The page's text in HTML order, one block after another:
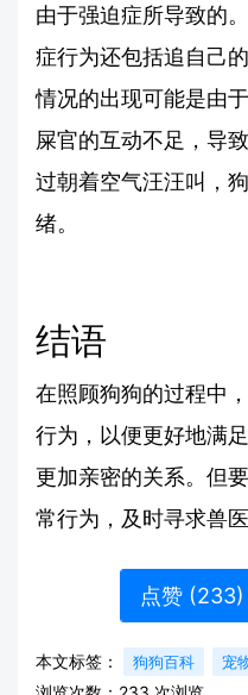
由于强迫症所导致的
症行为还包括追自己
情况的出现可能是由
屎官的互动不足，导
过朝着空气汪汪叫，
绪。
结语
在照顾狗狗的过程中
行为，以便更好地满
更加亲密的关系。但
常行为，及时寻求兽
点赞 (233)
本文标签： 狗狗百科 宠